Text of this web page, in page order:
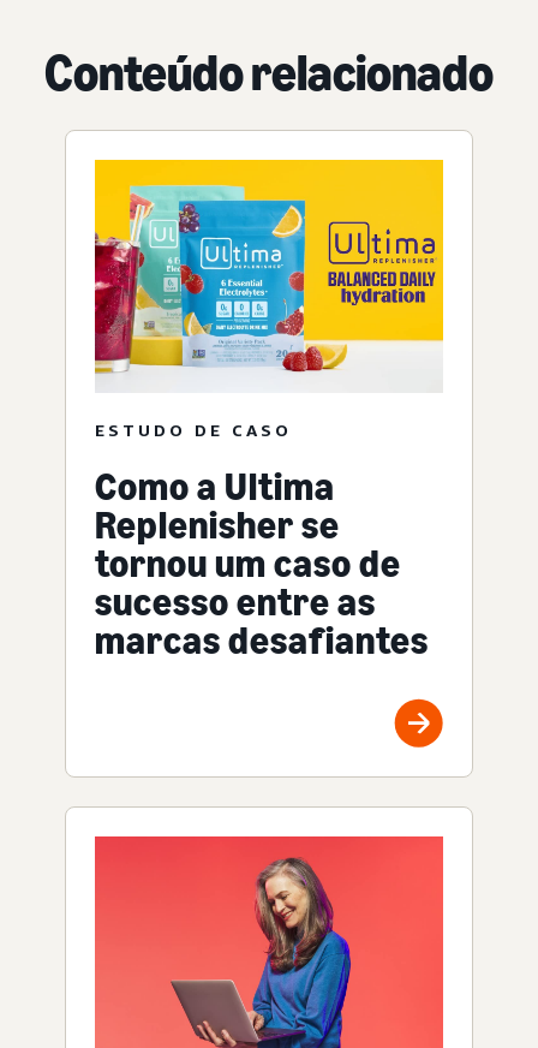
Conteúdo relacionado
ESTUDO DE CASO
Como a Ultima
Replenisher se
tornou um caso de
sucesso entre as
marcas desafiantes